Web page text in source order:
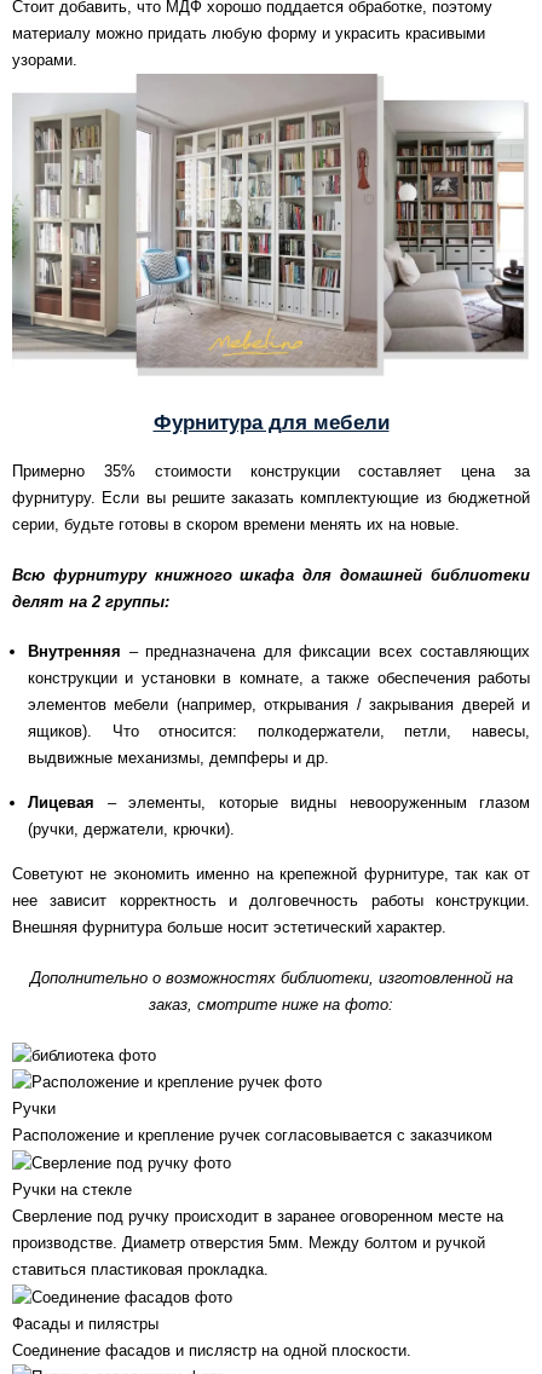
Стоит добавить, что МДФ хорошо поддается обработке, поэтому
материалу можно придать любую форму и украсить красивыми
узорами.
Фурнитура для мебели
Примерно 35% стоимости конструкции составляет цена за
фурнитуру. Если вы решите заказать комплектующие из бюджетной
серии, будьте готовы в скором времени менять их на новые.
Всю фурнитуру книжного шкафа для домашней библиотеки
делят на 2 группы:
Внутренняя – предназначена для фиксации всех составляющих
конструкции и установки в комнате, а также обеспечения работы
элементов мебели (например, открывания / закрывания дверей и
ящиков). Что относится: полкодержатели, петли, навесы,
выдвижные механизмы, демпферы и др.
Лицевая – элементы, которые видны невооруженным глазом
(ручки, держатели, крючки).
Советуют не экономить именно на крепежной фурнитуре, так как от
нее зависит корректность и долговечность работы конструкции.
Внешняя фурнитура больше носит эстетический характер.
Дополнительно о возможностях библиотеки, изготовленной на
заказ, смотрите ниже на фото:
Ручки
Расположение и крепление ручек согласовывается с заказчиком
Ручки на стекле
Сверление под ручку происходит в заранее оговоренном месте на
производстве. Диаметр отверстия 5мм. Между болтом и ручкой
ставиться пластиковая прокладка.
Фасады и пилястры
Соединение фасадов и пислястр на одной плоскости.